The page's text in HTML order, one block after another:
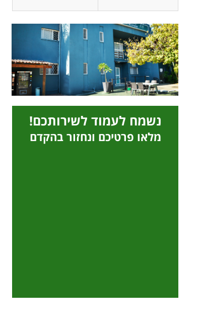
נשמח לעמוד לשירותכם!
מלאו פרטיכם ונחזור בהקדם